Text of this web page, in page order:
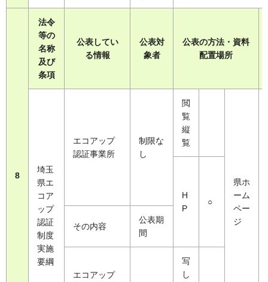
8
法令
等の
名称
及び
条項
公表してい
る情報
公表対
象者
公表の方法・資料
配置場所
埼玉
県エ
コア
ップ
認証
制度
実施
要綱
エコアップ
認証事業所
制限な
し
閲
覧
縦
覧
県ホ
ーム
ペー
ジ
H
P
○
その内容
公表期
間
エコアップ
写
し